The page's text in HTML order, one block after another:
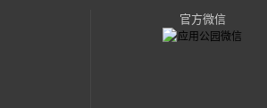
官方微信